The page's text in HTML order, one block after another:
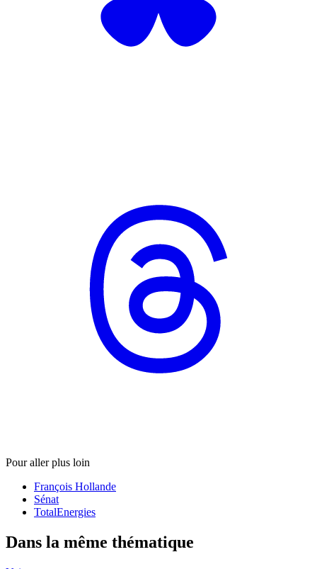
Pour aller plus loin
François Hollande
Sénat
TotalEnergies
Dans la même thématique